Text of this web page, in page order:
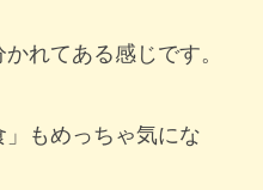
れてある感じです。
」もめっちゃ気にな